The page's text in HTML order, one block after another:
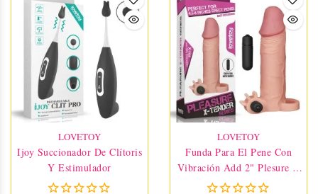
LOVETOY
Ijoy Succionador De Clítoris
Y Estimulador
LOVETOY
Funda Para El Pene Con
Vibración Add 2" Plesure X
Tender Natural